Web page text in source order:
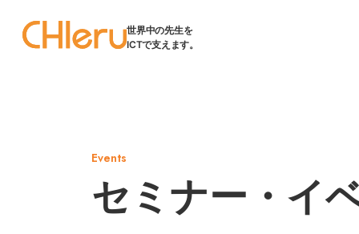
世界中の先生を
ICTで支えます。
Events
セミナー・イ